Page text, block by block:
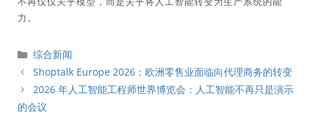
力。
分
類
综合新闻
Shoptalk Europe 2026：欧洲零售业面临向代理商务的转变
2026 年人工智能工程师世界博览会：人工智能不再只是演示
的会议